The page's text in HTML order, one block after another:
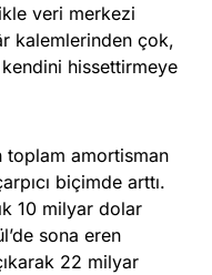
veri merkezi
kalemlerinden çok,
hissettirmeye
toplam amortisman
biçimde arttı.
10 milyar dolar
sona eren
22 milyar